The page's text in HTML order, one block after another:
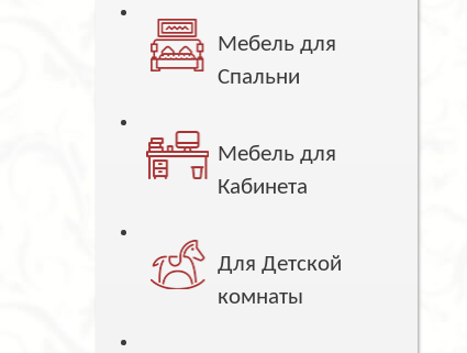
Мебель для
Спальни
Мебель для
Кабинета
Для Детской
комнаты